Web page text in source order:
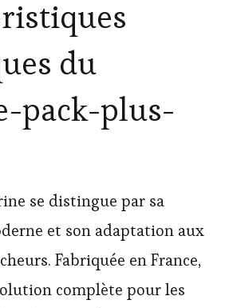
du
pack-plus-
se distingue par sa
et son adaptation aux
Fabriquée en France,
complète pour les